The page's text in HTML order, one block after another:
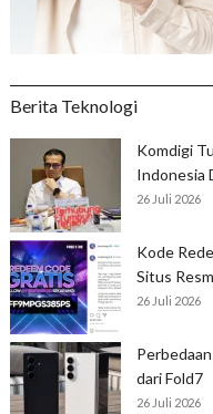
Berita Teknologi
Komdigi
Indonesia
26 Juli 2026
Kode
Situs
26 Juli 2026
dari Fold7
26 Juli 2026